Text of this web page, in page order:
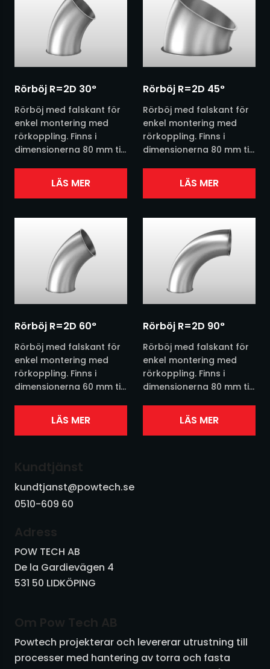
Rörböj R=2D 30°
Rörböj med falskant för
enkel montering med
rörkoppling. Finns i
dimensionerna 80 mm till
grundmålat,
galvaniserat eller
produktblad nedan för...
LÄS MER
Rörböj R=2D 45°
Rörböj med falskant för
enkel montering med
rörkoppling. Finns i
dimensionerna 80 mm till
grundmålat,
galvaniserat eller
produktblad nedan för...
LÄS MER
Rörböj R=2D 60°
Rörböj med falskant för
enkel montering med
rörkoppling. Finns i
dimensionerna 60 mm till
grundmålat,
galvaniserat eller
rostfritt. Se vår
LÄS MER
Rörböj R=2D 90°
Rörböj med falskant för
enkel montering med
rörkoppling. Finns i
dimensionerna 80 mm till
grundmålat,
galvaniserat eller
rostfritt. Se vårt
LÄS MER
Om Pow Tech AB
Powtech projekterar och levererar utrustning till
processer med hantering av torra och fasta
Kundtjänst
kundtjanst@powtech.se
0510-609 60
Adress
POW TECH AB
De la Gardievägen 4
531 50 LIDKÖPING